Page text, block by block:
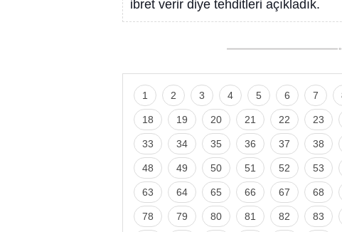
ibret verir diye tehditleri açıkladık.
1 2 3 4 5 6 7
18 19 20 21 22 23
33 34 35 36 37 38
48 49 50 51 52 53
63 64 65 66 67 68
78 79 80 81 82 83